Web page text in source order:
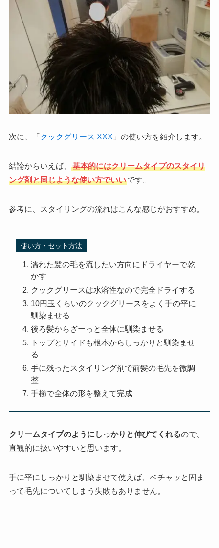
次に、「 クックグリース XXX 」の使い方を紹介します。
結論からいえば、
基本的にはクリームタイプのスタイリ
ング剤と同じような使い方でいいです。
参考に、スタイリングの流れはこんな感じがおすすめ。
使い方・セット方法
濡れた髪の毛を流したい方向にドライヤーで乾
かす
クックグリースは水溶性なので完全ドライする
10円玉くらいのクックグリースをよく手の平に
馴染ませる
後ろ髪からざーっと全体に馴染ませる
トップとサイドも根本からしっかりと馴染ませ
る
手に残ったスタイリング剤で前髪の毛先を微調
整
手櫛で全体の形を整えて完成
クリームタイプのようにしっかりと伸びてくれるので、
直観的に扱いやすいと思います。
手に平にしっかりと馴染ませて使えば、ベチャッと固ま
って毛先についてしまう失敗もありません。